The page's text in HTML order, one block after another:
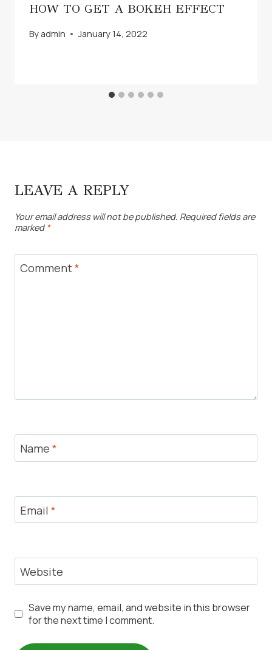
HOW TO GET A BOKEH EFFECT
By admin January 14, 2022
LEAVE A REPLY
Your email address will not be published. Required fields are
marked *
Comment*
Name *
Email *
Website
Save my name, email, and website in this browser
for the next time I comment.